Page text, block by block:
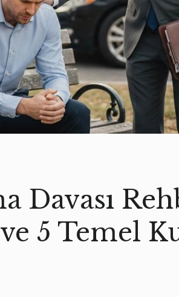
Davası
5 Temel